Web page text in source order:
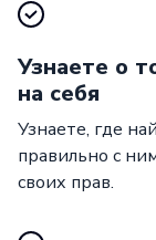
Узнаете о
на себя
Узнаете, где
правильно с
своих прав.